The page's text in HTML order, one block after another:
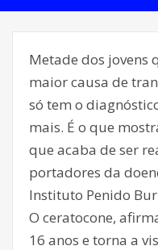
Metade dos jovens
maior causa de
só tem o
mais. É o que
que acaba de ser
portadores da
Instituto Penido
O ceratocone,
16 anos e torna a